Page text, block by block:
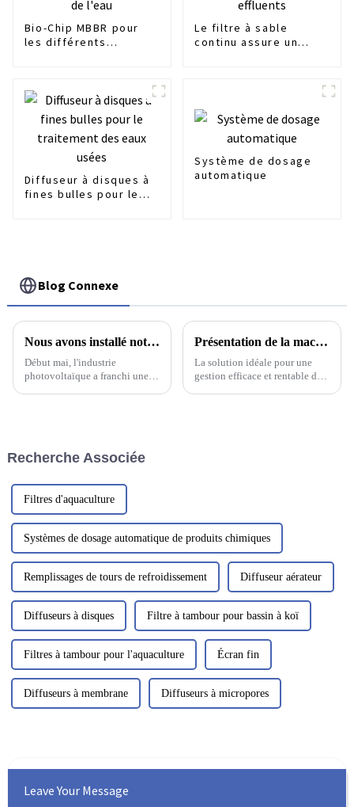
Bio-Chip MBBR pour
les différents
Le filtre à sable
continu assure un
Diffuseur à disques à
fines bulles pour le
Système de dosage
automatique
Blog Connexe
Nous avons installé notre système d'élimination en profondeur du fluorure pour une usine de plaquettes solaires/cellules solaires
Début mai, l'industrie
photovoltaïque a franchi une
DeepFlow.
Présentation de la machine la plus populaire ------ Presse à vis multicouche pour boues
La solution idéale pour une
gestion efficace et rentable des
Recherche Associée
Filtres d'aquaculture
Systèmes de dosage automatique de produits chimiques
Remplissages de tours de refroidissement Diffuseur aérateur
Diffuseurs à disques Filtre à tambour pour bassin à koï
Filtres à tambour pour l'aquaculture Écran fin
Diffuseurs à membrane Diffuseurs à micropores
Leave Your Message